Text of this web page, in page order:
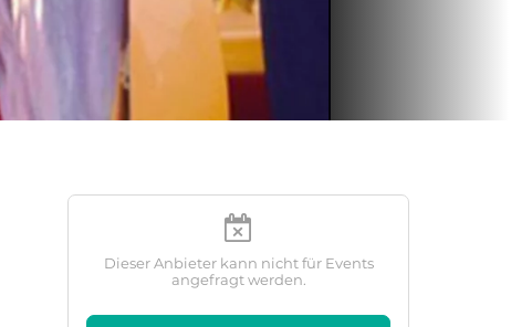
Dieser Anbieter kann nicht für Events
angefragt werden.